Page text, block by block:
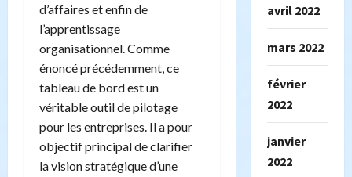
d’affaires et enfin de
l’apprentissage
organisationnel. Comme
énoncé précédemment, ce
tableau de bord est un
véritable outil de pilotage
pour les entreprises. Il a pour
objectif principal de clarifier
la vision stratégique d’une
avril 2022
mars 2022
février
2022
janvier
2022